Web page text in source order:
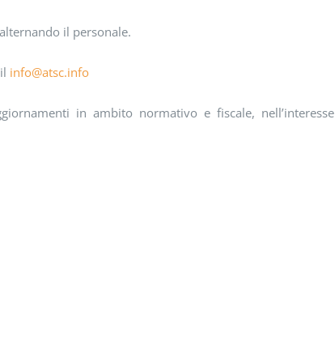
il personale.
info@atsc.info
in ambito normativo e fiscale, nell’interesse